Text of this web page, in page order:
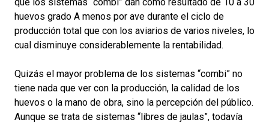
huevos grado A menos por ave durante el ciclo de
producción total que con los aviarios de varios niveles, lo
cual disminuye considerablemente la rentabilidad.
Quizás el mayor problema de los sistemas “combi” no
tiene nada que ver con la producción, la calidad de los
huevos o la mano de obra, sino la percepción del público.
Aunque se trata de sistemas “libres de jaulas”, todavía